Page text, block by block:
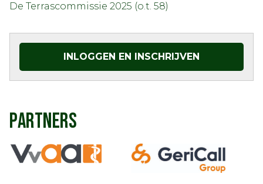
De Terrascommissie 2025 (o.t. 58)
INLOGGEN EN INSCHRIJVEN
PARTNERS